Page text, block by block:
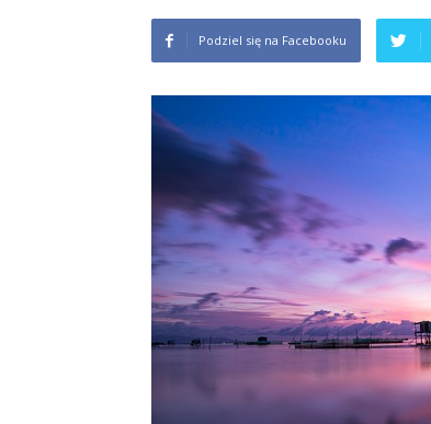
Podziel się na Facebooku